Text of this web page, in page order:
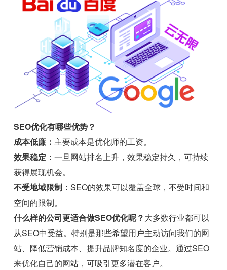
SEO优化有哪些优势？
成本低廉： 主要成本是优化师的工资。
效果稳定：一旦网站排名上升，效果稳定持久，可持续
获得展现机会。
不受地域限制：SEO的效果可以覆盖全球，不受时间和
空间的限制。
什么样的公司更适合做SEO优化呢？大多数行业都可以
从SEO中受益。特别是那些希望用户主动访问我们的网
站、降低营销成本、提升品牌知名度的企业。通过SEO
来优化自己的网站，可吸引更多潜在客户。